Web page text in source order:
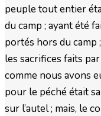
peuple tout entier
du camp ; ayant été
portés hors du camp
les sacrifices faits
comme nous avons
pour le péché était
sur l’autel ; mais, le